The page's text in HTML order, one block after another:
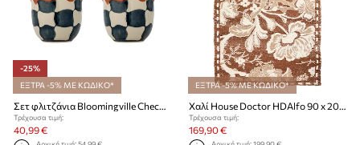
-25%
ΕΞΤΡΑ -5% ΜΕ ΚΩΔΙΚΟ*
Τρέχουσα τιμή:
40,99 €
ΕΞΤΡΑ -5% ΜΕ ΚΩΔΙΚΟ*
Τρέχουσα τιμή:
169,90 €